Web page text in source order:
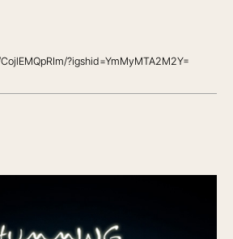
?igshid=YmMyMTA2M2Y=